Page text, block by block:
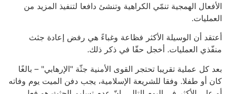
الأفعال الهمجية تنمّي الكراهية وتنشئ دافعا لتنفيذ المزيد من
العمليات.
أعتقد أن الوسيلة الأكثر فظاعة وغباءً هي رفض إعادة جثث
منفّذي العمليات. أخجل حقّا في ذكر ذلك.
بعد كل عملية تقريبا تحتجر القوى الأمنية جثّة "الإرهابي" – بالغًا
كان أو طفلا. وفقا للشريعة الإسلامية، يجب دفن الميت يوم وفاته